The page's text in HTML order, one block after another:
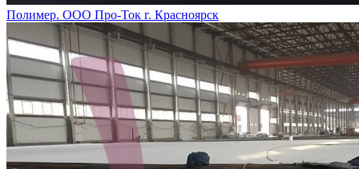
Полимер. ООО Про-Ток г. Красноярск